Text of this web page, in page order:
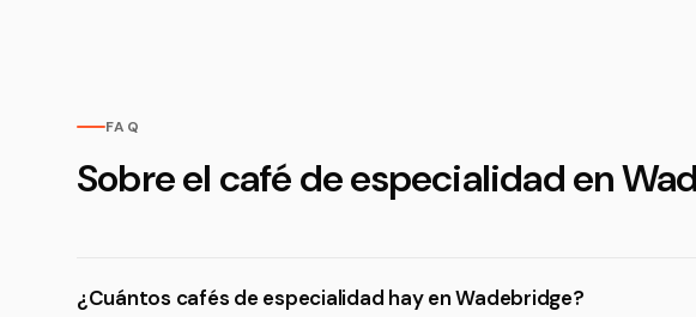
FAQ
Sobre el café de especialidad en
¿Cuántos cafés de especialidad hay en Wadebridge?